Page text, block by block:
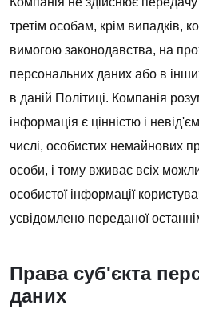
третім особам, крім випадків,
вимогою законодавства, на
персональних даних або в
в даній Політиці. Компанія
інформація є цінністю і
числі, особистих немайнових
особи, і тому вживає всіх
особистої інформації
усвідомлено переданої
Права суб'єкта
даних